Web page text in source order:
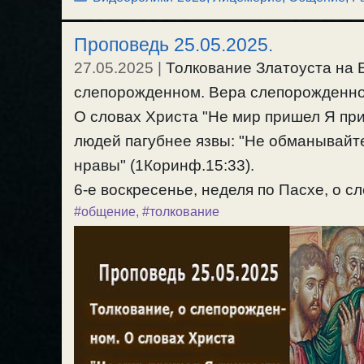
Проповедь 25.05.2025.
27.05.2025
Толкование Златоуста на
слепорожденном. Вера
О словах Христа "Не мир пришел Я
людей пагубнее язвы: "Не
нравы" (1Коринф.15:33).
6-е воскресенье, неделя по Пасхе, о
#общение, #толкование